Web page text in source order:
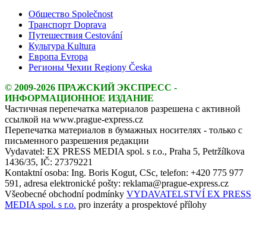
Общество Společnost
Транспорт Doprava
Путешествия Cestování
Культура Kultura
Европа Evropa
Регионы Чехии Regiony Česka
© 2009-2026 ПРАЖСКИЙ ЭКСПРЕСС -
ИНФОРМАЦИОННОЕ ИЗДАНИЕ
Частичная перепечатка материалов разрешена с активной
ссылкой на www.prague-express.cz
Перепечатка материалов в бумажных носителях - только с
письменного разрешения редакции
Vydavatel: EX PRESS MEDIA spol. s r.o., Praha 5, Petržílkova
1436/35, IČ: 27379221
Kontaktní osoba: Ing. Boris Kogut, CSc, telefon: +420 775 977
591, adresa elektronické pošty: reklama@prague-express.cz
Všeobecné obchodní podmínky VYDAVATELSTVÍ EX PRESS
MEDIA spol. s r.o. pro inzeráty a prospektové přílohy